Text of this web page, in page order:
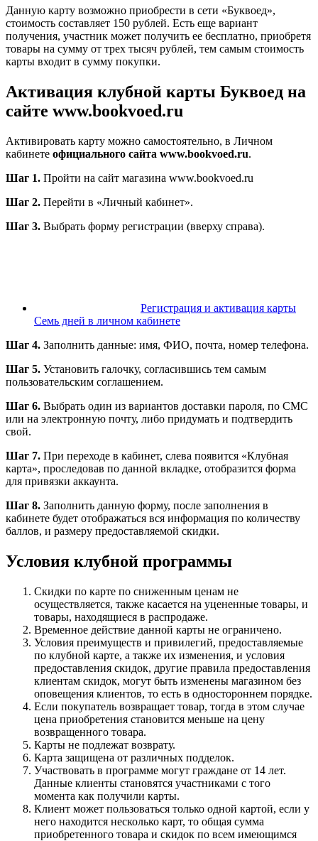
Данную карту возможно приобрести в сети «Буквоед»,
стоимость составляет 150 рублей. Есть еще вариант
получения, участник может получить ее бесплатно, приобретя
товары на сумму от трех тысяч рублей, тем самым стоимость
карты входит в сумму покупки.
Активация клубной карты Буквоед на
сайте www.bookvoed.ru
Активировать карту можно самостоятельно, в Личном
кабинете официального сайта www.bookvoed.ru.
Шаг 1. Пройти на сайт магазина www.bookvoed.ru
Шаг 2. Перейти в «Личный кабинет».
Шаг 3. Выбрать форму регистрации (вверху справа).
Регистрация и активация карты
Семь дней в личном кабинете
Шаг 4. Заполнить данные: имя, ФИО, почта, номер телефона.
Шаг 5. Установить галочку, согласившись тем самым
пользовательским соглашением.
Шаг 6. Выбрать один из вариантов доставки пароля, по СМС
или на электронную почту, либо придумать и подтвердить
свой.
Шаг 7. При переходе в кабинет, слева появится «Клубная
карта», проследовав по данной вкладке, отобразится форма
для привязки аккаунта.
Шаг 8. Заполнить данную форму, после заполнения в
кабинете будет отображаться вся информация по количеству
баллов, и размеру предоставляемой скидки.
Условия клубной программы
Скидки по карте по сниженным ценам не
осуществляется, также касается на уцененные товары, и
товары, находящиеся в распродаже.
Временное действие данной карты не ограничено.
Условия преимуществ и привилегий, предоставляемые
по клубной карте, а также их изменения, и условия
предоставления скидок, другие правила предоставления
клиентам скидок, могут быть изменены магазином без
оповещения клиентов, то есть в одностороннем порядке.
Если покупатель возвращает товар, тогда в этом случае
цена приобретения становится меньше на цену
возвращенного товара.
Карты не подлежат возврату.
Карта защищена от различных подделок.
Участвовать в программе могут граждане от 14 лет.
Данные клиенты становятся участниками с того
момента как получили карты.
Клиент может пользоваться только одной картой, если у
него находится несколько карт, то общая сумма
приобретенного товара и скидок по всем имеющимся